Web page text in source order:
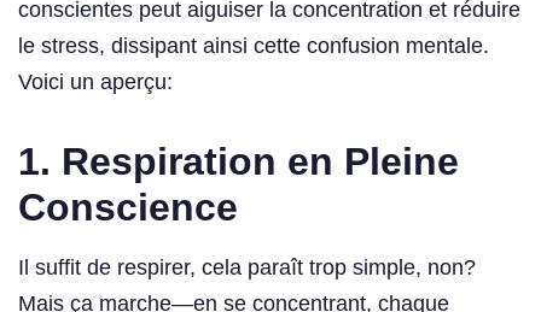
conscientes peut aiguiser la concentration et réduire
le stress, dissipant ainsi cette confusion mentale.
Voici un aperçu:
1. Respiration en Pleine
Conscience
Il suffit de respirer, cela paraît trop simple, non?
Mais ça marche—en se concentrant, chaque